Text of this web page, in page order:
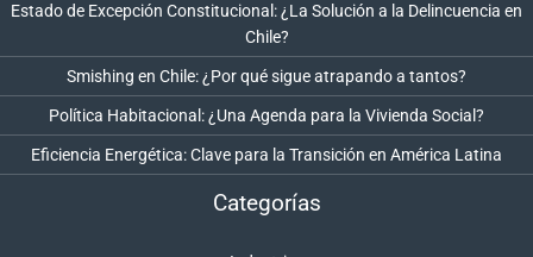
Estado de Excepción Constitucional: ¿La Solución a la Delincuencia en
Chile?
Smishing en Chile: ¿Por qué sigue atrapando a tantos?
Política Habitacional: ¿Una Agenda para la Vivienda Social?
Eficiencia Energética: Clave para la Transición en América Latina
Categorías